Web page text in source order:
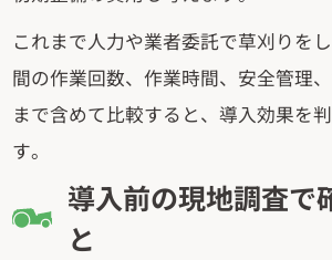
これまで人力や業者委託で草刈りを
間の作業回数、作業時間、安全管理
まで含めて比較すると、導入効果を
す。
導入前の現地調査で
と